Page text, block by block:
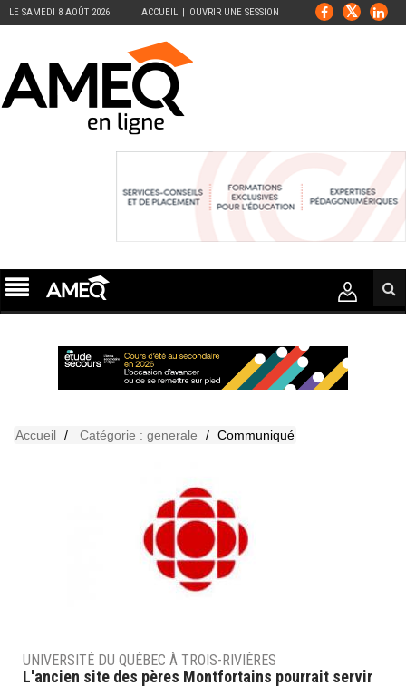
LE SAMEDI 8 AOÛT 2026 ACCUEIL OUVRIR UNE SESSION
Accueil Catégorie : generale Communiqué
UNIVERSITÉ DU QUÉBEC À TROIS-RIVIÈRES
L'ancien site des pères Montfortains pourrait servir